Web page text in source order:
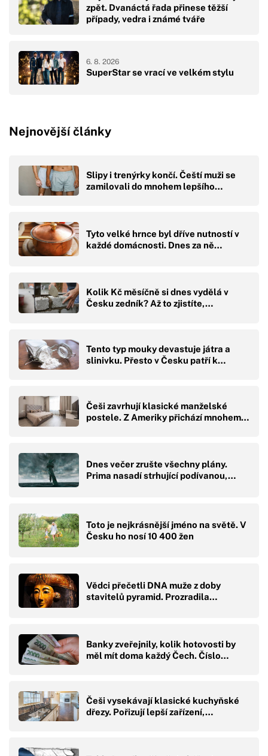
zpět. Dvanáctá řada přinese těžší
případy, vedra i známé tváře
SuperStar se vrací ve velkém stylu
6. 8. 2026
Nejnovější články
Slipy i trenýrky končí. Čeští muži se
zamilovali do mnohem lepšího…
Tyto velké hrnce byl dříve nutností v
každé domácnosti. Dnes za ně…
Kolik Kč měsíčně si dnes vydělá v
Česku zedník? Až to zjistíte,…
Tento typ mouky devastuje játra a
slinivku. Přesto v Česku patří k…
Češi zavrhují klasické manželské
postele. Z Ameriky přichází mnohem…
Dnes večer zrušte všechny plány.
Prima nasadí strhující podívanou,…
Toto je nejkrásnější jméno na světě. V
Česku ho nosí 10 400 žen
Vědci přečetli DNA muže z doby
stavitelů pyramid. Prozradila…
Banky zveřejnily, kolik hotovosti by
měl mít doma každý Čech. Číslo…
Češi vysekávají klasické kuchyňské
dřezy. Pořizují lepší zařízení,…